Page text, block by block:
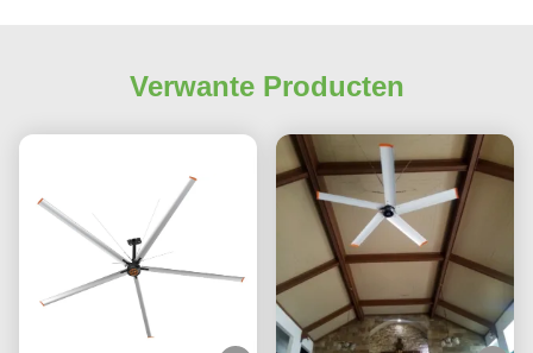
Verwante Producten